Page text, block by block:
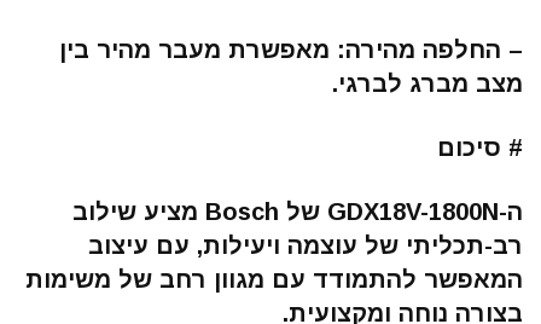
– החלפה מהירה: מאפשרת מעבר מהיר בין
מצב מברג לברגי.
# סיכום
ה-GDX18V-1800N של Bosch מציע שילוב
רב-תכליתי של עוצמה ויעילות, עם עיצוב
המאפשר להתמודד עם מגוון רחב של משימות
בצורה נוחה ומקצועית.